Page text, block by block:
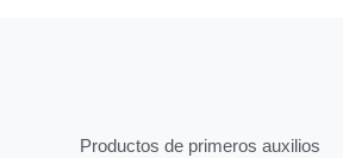
Productos de primeros auxilios